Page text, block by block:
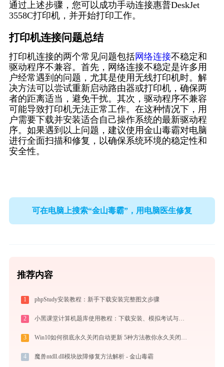
通过上述步骤，您可以成功手动连接惠普DeskJet
3558C打印机，并开始打印工作。
打印机连接问题总结
打印机连接的两个常见问题包括网络连接不稳定和
驱动程序不兼容。首先，网络连接不稳定是许多用
户经常遇到的问题，尤其是使用无线打印机时。解
决方法可以尝试重新启动路由器或打印机，确保两
者的距离适当，避免干扰。其次，驱动程序不兼容
可能导致打印机无法正常工作。在这种情况下，用
户需要下载并安装适合自己操作系统的最新驱动程
序。如果遇到以上问题，建议使用金山毒霸对电脑
进行全面扫描和修复，以确保系统环境的稳定性和
安全性。
可在电脑上搜索“金山毒霸”，用电脑医生修复
推荐内容
1 phpStudy安装教程：新手下载安装完整图文步骤
2 小黑课堂计算机题库使用教程：下载安装、模拟考试与高效刷题全攻略
3 Win10如何彻底永久关闭自动更新 5种方法教你永久关闭win10自动更新
4 魔兽ntdll.dll模块故障修复方法解析 - 金山毒霸